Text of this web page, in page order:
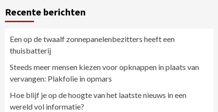
Recente berichten
Een op de twaalf zonnepanelenbezitters heeft een
thuisbatterij
Steeds meer mensen kiezen voor opknappen in plaats van
vervangen: Plakfolie in opmars
Hoe blijf je op de hoogte van het laatste nieuws in een
wereld vol informatie?